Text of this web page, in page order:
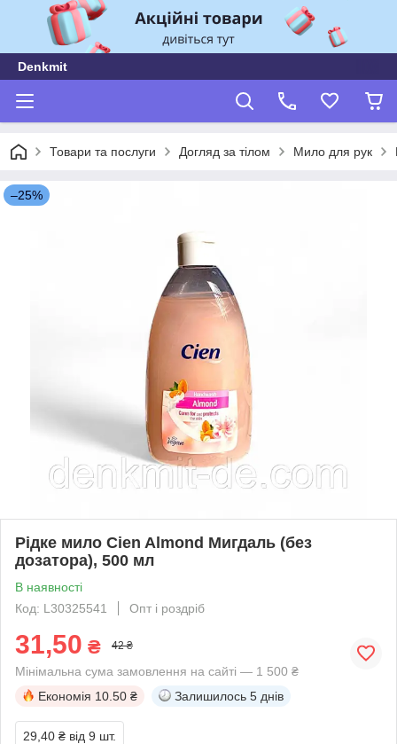
Denkmit
Товари та послуги Догляд за тілом Мило для рук
–25%
Рідке мило Cien Almond Мигдаль (без
дозатора), 500 мл
В наявності
Код: L30325541
Опт і роздріб
31,50 ₴ 42 ₴
Мінімальна сума замовлення на сайті — 1 500 ₴
Економія 10.50 ₴ Залишилось 5 днів
29,40 ₴ від 9 шт.